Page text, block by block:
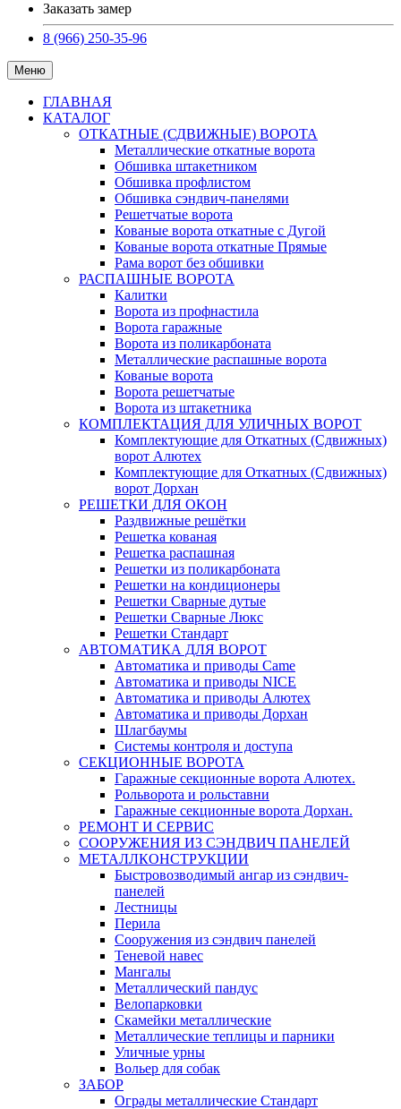
Заказать замер
8 (966) 250-35-96
Меню
ГЛАВНАЯ
КАТАЛОГ
ОТКАТНЫЕ (СДВИЖНЫЕ) ВОРОТА
Металлические откатные ворота
Обшивка штакетником
Обшивка профлистом
Обшивка сэндвич-панелями
Решетчатые ворота
Кованые ворота откатные с Дугой
Кованые ворота откатные Прямые
Рама ворот без обшивки
РАСПАШНЫЕ ВОРОТА
Калитки
Ворота из профнастила
Ворота гаражные
Ворота из поликарбоната
Металлические распашные ворота
Кованые ворота
Ворота решетчатые
Ворота из штакетника
КОМПЛЕКТАЦИЯ ДЛЯ УЛИЧНЫХ ВОРОТ
Комплектующие для Откатных (Сдвижных)
ворот Алютех
Комплектующие для Откатных (Сдвижных)
ворот Дорхан
РЕШЕТКИ ДЛЯ ОКОН
Раздвижные решётки
Решетка кованая
Решетка распашная
Решетки из поликарбоната
Решетки на кондиционеры
Решетки Сварные дутые
Решетки Сварные Люкс
Решетки Стандарт
АВТОМАТИКА ДЛЯ ВОРОТ
Автоматика и приводы Came
Автоматика и приводы NICE
Автоматика и приводы Алютех
Автоматика и приводы Дорхан
Шлагбаумы
Системы контроля и доступа
СЕКЦИОННЫЕ ВОРОТА
Гаражные секционные ворота Алютех.
Рольворота и рольставни
Гаражные секционные ворота Дорхан.
РЕМОНТ И СЕРВИС
СООРУЖЕНИЯ ИЗ СЭНДВИЧ ПАНЕЛЕЙ
МЕТАЛЛКОНСТРУКЦИИ
Быстровозводимый ангар из сэндвич-
панелей
Лестницы
Перила
Сооружения из сэндвич панелей
Теневой навес
Мангалы
Металлический пандус
Велопарковки
Скамейки металлические
Металлические теплицы и парники
Уличные урны
Вольер для собак
ЗАБОР
Ограды металлические Стандарт